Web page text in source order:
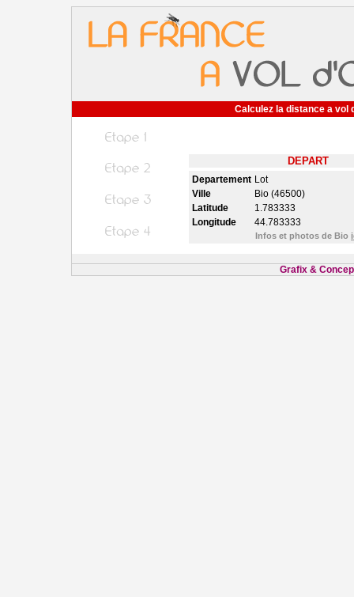
Calculez la distance a vol
DEPART
Departement Lot
Ville
Bio (46500)
Latitude
1.783333
Longitude
44.783333
Infos et photos de Bio
Grafix &